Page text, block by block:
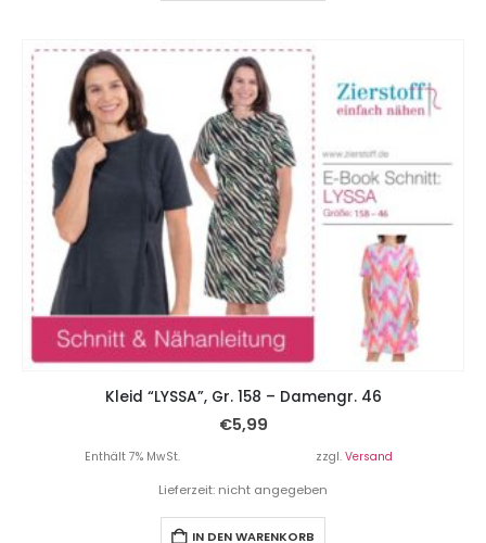
Kleid “LYSSA”, Gr. 158 – Damengr. 46
€5,99
Enthält 7% MwSt. zzgl. Versand
Lieferzeit: nicht angegeben
IN DEN WARENKORB